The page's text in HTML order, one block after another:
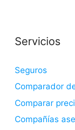
Servicios
Seguros
Comparador
Comparar
Compañías